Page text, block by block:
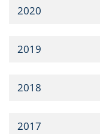
2020
2019
2018
2017